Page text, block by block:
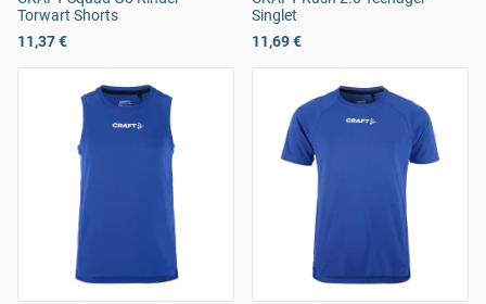
Torwart Shorts
11,37 €
Singlet
11,69 €